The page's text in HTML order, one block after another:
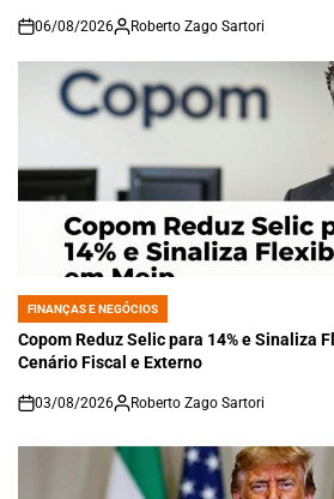
on
06/08/2026 Roberto Zago Sartori
POSTED
IN
FINANÇAS E NEGÓCIOS
Copom Reduz Selic para 14% e Sinaliza
Cenário Fiscal e Externo
on
03/08/2026 Roberto Zago Sartori